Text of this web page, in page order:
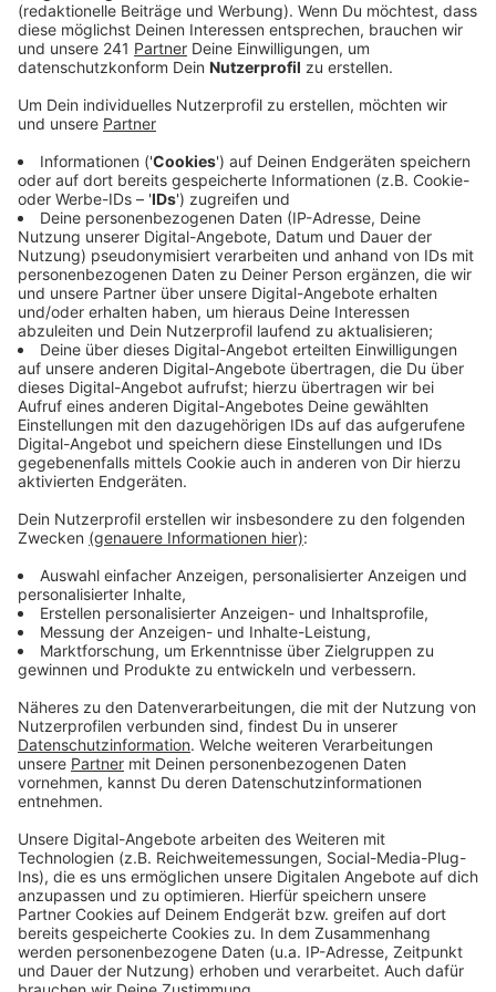
Anzeige
Schon vor rund drei Wochen hatten die Grünen einen
umfangreichen Fragenkatalog an die Stadt geschickt.
Der wurde jetzt beantwortet – für die Grünen jedoch
zu vage. Zudem sorgen die Antworten teilweise für
Verwunderung bei der Partei.
Anzeige
Fragen zur Gewerbesteuer und
Chemieindustrie
Anzeige
Trotz der Tatsache, dass die großen Konzerne der
Chemieindustrie bereits im September 2023 ihre Lage
beklagt hätten, schreibt die Verwaltung, dass im
Herbst/Winter 2023 noch nicht absehbar gewesen sei,
dass große Einbrüche bei der Gewerbesteuer drohten,
heißt es von den Grünen. Die Partei hat jetzt
Akteneinsicht bei der Stadtverwaltung beantragt, um
sich selbst ein Bild über die Entstehung des
Haushaltslochs zu machen.
Anzeige
Anzeige